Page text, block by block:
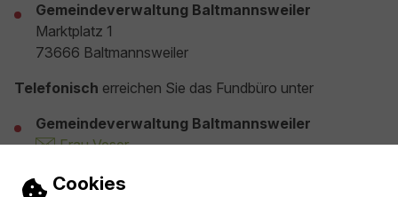
Einstellungen zu Cookies und
Cookies
Gemeindeverwaltung Baltmannsweiler
Marktplatz 1
73666 Baltmannsweiler
Telefonisch erreichen Sie das Fundbüro unter
Gemeindeverwaltung Baltmannsweiler
Frau Veser